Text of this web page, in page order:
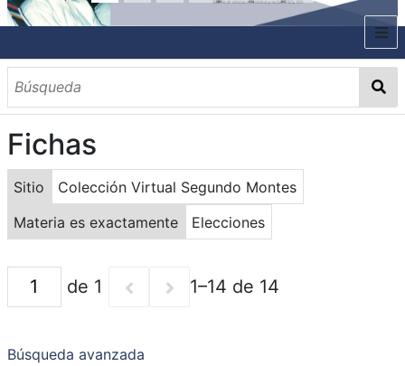
INICIO
SOBRE EL AUTOR
CONTENIDO
TODOS LOS DOCUMENTOS
CATEGORIAS
OBRAS SOBRE EL AUTOR P. SEGUNDO MONTES
MATERIAS
PALABRAS CLAVES
MULTIMEDIA
GALERÍA
Fichas
Sitio
Colección Virtual Segundo Montes
Materia es exactamente
Elecciones
de 1 1–14 de 14
Búsqueda avanzada